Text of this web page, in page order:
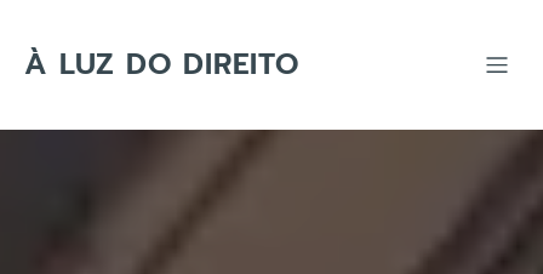
content
À LUZ DO DIREITO